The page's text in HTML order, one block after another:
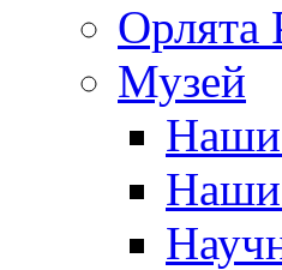
Орлята
Музей
Наши
Наши